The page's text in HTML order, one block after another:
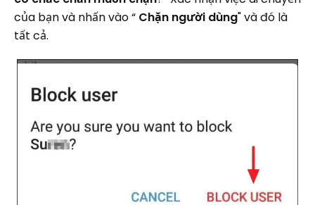
của bạn và nhấn vào “ Chặn người dùng" và đó là
tất cả.